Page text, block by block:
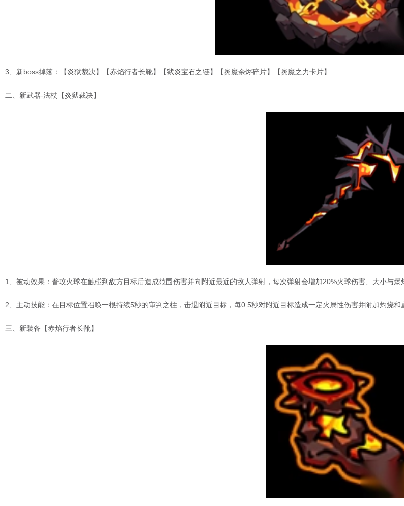
3、新boss掉落：【炎狱裁决】【赤焰行者长靴】【狱炎宝石之链】【炎魔余烬碎片】【炎魔之力卡片】
二、新武器-法杖【炎狱裁决】
1、被动效果：普攻火球在触碰到敌方目标后造成范围伤害并向附近最近的敌人弹射，每次弹射会增加20%火球伤害、大小与爆
2、主动技能：在目标位置召唤一根持续5秒的审判之柱，击退附近目标，每0.5秒对附近目标造成一定火属性伤害并附加灼烧和
三、新装备【赤焰行者长靴】